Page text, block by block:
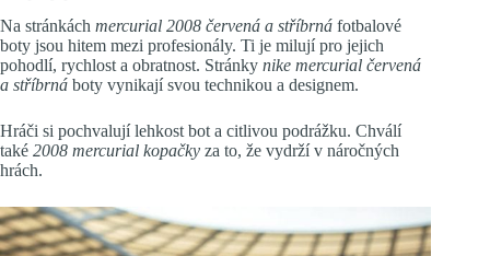
Na stránkách mercurial 2008 červená a stříbrná fotbalové
boty jsou hitem mezi profesionály. Ti je milují pro jejich
pohodlí, rychlost a obratnost. Stránky nike mercurial červená
a stříbrná boty vynikají svou technikou a designem.
Hráči si pochvalují lehkost bot a citlivou podrážku. Chválí
také 2008 mercurial kopačky za to, že vydrží v náročných
hrách.